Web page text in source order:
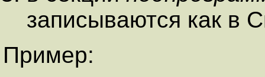
записываются как в
Пример: